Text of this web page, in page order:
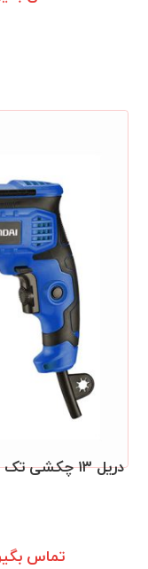
دریل ۱۳ چکشی تک دور هیوندای مدل HP۷۲۱۳
تماس